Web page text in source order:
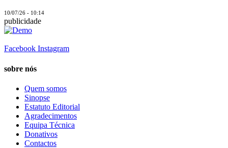
10/07/26 - 10:14
publicidade
Facebook Instagram
sobre nós
Quem somos
Sinopse
Estatuto Editorial
Agradecimentos
Equipa Técnica
Donativos
Contactos